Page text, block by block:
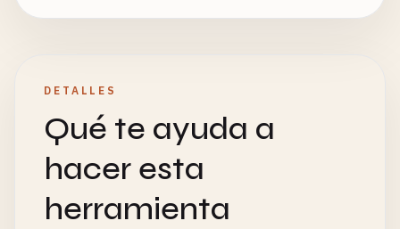
DETALLES
Qué te ayuda a
hacer esta
herramienta